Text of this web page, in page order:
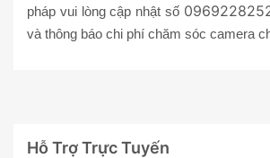
pháp vui lòng cập nhật số
và thông báo chi phí chăm sóc camera
Hỗ Trợ Trực Tuyến